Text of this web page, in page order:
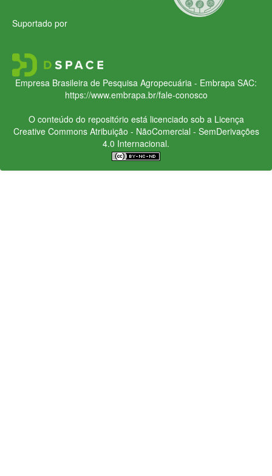
Suportado por
Empresa Brasileira de Pesquisa Agropecuária - Embrapa SAC:
https://www.embrapa.br/fale-conosco
O conteúdo do repositório está licenciado sob a Licença
Creative CommonsAtribuição - NãoComercial - SemDerivações
4.0 Internacional.